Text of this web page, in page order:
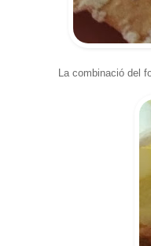
La combinació del